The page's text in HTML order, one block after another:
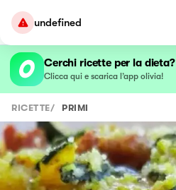
undefined
Cerchi ricette per la dieta?
Clicca qui e scarica l’app olivia!
RICETTE/ PRIMI